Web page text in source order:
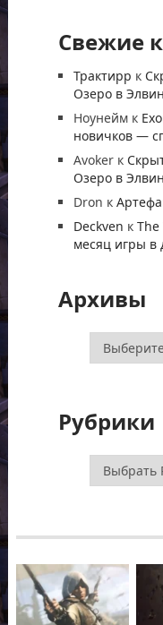
Свежие
Трактирр к
Озеро в
Ноунейм к
новичков —
Avoker к
Озеро в
Dron к
Deckven к
месяц игры в
Архивы
Архивы
Рубрики
Рубрики